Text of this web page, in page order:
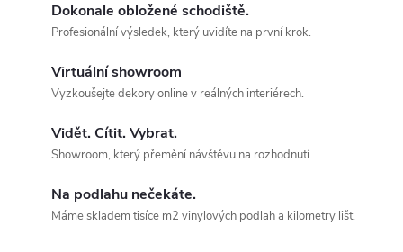
Dokonale obložené schodiště.
Profesionální výsledek, který uvidíte na první krok.
Virtuální showroom
Vyzkoušejte dekory online v reálných interiérech.
Vidět. Cítit. Vybrat.
Showroom, který přemění návštěvu na rozhodnutí.
Na podlahu nečekáte.
Máme skladem tisíce m2 vinylových podlah a kilometry lišt.